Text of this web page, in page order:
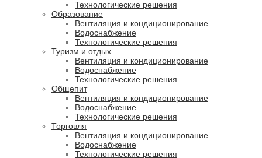
Технологические решения
Образование
Вентиляция и кондиционирование
Водоснабжение
Технологические решения
Туризм и отдых
Вентиляция и кондиционирование
Водоснабжение
Технологические решения
Общепит
Вентиляция и кондиционирование
Водоснабжение
Технологические решения
Торговля
Вентиляция и кондиционирование
Водоснабжение
Технологические решения